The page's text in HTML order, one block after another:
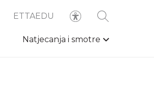
ETTAEDU
Natjecanja i smotre